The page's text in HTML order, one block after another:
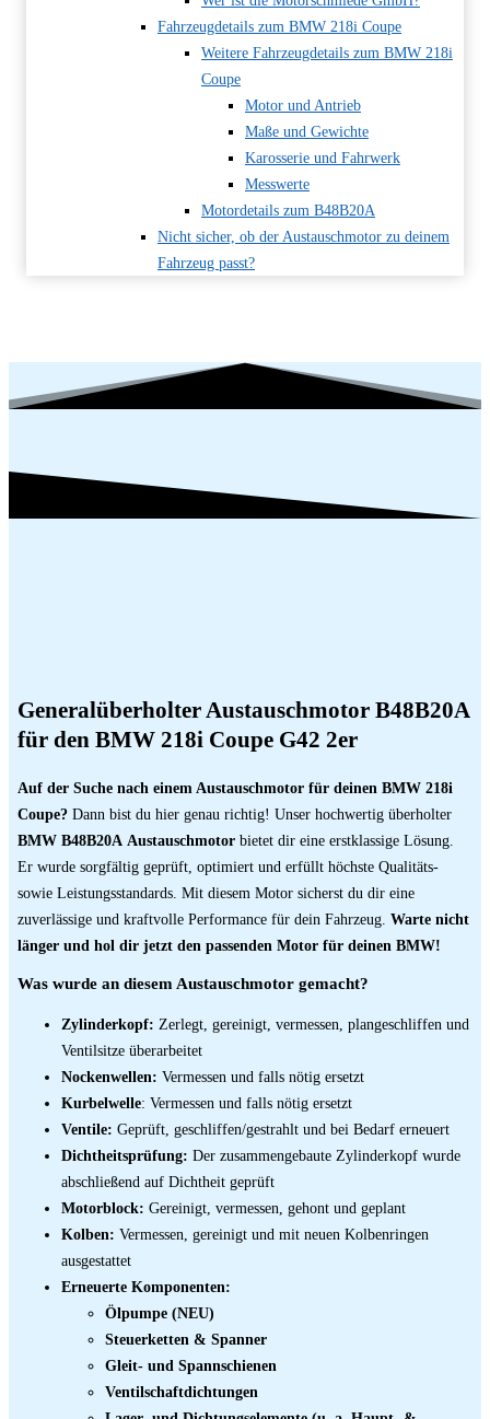
Fahrzeugdetails zum BMW 218i Coupe
Weitere Fahrzeugdetails zum BMW 218i
Coupe
Motor und Antrieb
Maße und Gewichte
Karosserie und Fahrwerk
Messwerte
Motordetails zum B48B20A
Nicht sicher, ob der Austauschmotor zu deinem
Fahrzeug passt?
Generalüberholter Austauschmotor B48B20A
für den BMW 218i Coupe G42 2er
Auf der Suche nach einem Austauschmotor für deinen BMW 218i
Coupe? Dann bist du hier genau richtig! Unser hochwertig überholter
BMW B48B20A Austauschmotor bietet dir eine erstklassige Lösung.
Er wurde sorgfältig geprüft, optimiert und erfüllt höchste Qualitäts-
sowie Leistungsstandards. Mit diesem Motor sicherst du dir eine
zuverlässige und kraftvolle Performance für dein Fahrzeug. Warte nicht
länger und hol dir jetzt den passenden Motor für deinen BMW!
Was wurde an diesem Austauschmotor gemacht?
Zylinderkopf: Zerlegt, gereinigt, vermessen, plangeschliffen und
Ventilsitze überarbeitet
Nockenwellen: Vermessen und falls nötig ersetzt
Kurbelwelle: Vermessen und falls nötig ersetzt
Ventile: Geprüft, geschliffen/gestrahlt und bei Bedarf erneuert
Dichtheitsprüfung: Der zusammengebaute Zylinderkopf wurde
abschließend auf Dichtheit geprüft
Motorblock: Gereinigt, vermessen, gehont und geplant
Kolben: Vermessen, gereinigt und mit neuen Kolbenringen
ausgestattet
Erneuerte Komponenten:
Ölpumpe (NEU)
Steuerketten & Spanner
Gleit- und Spannschienen
Ventilschaftdichtungen